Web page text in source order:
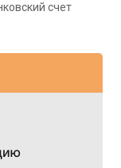
счет